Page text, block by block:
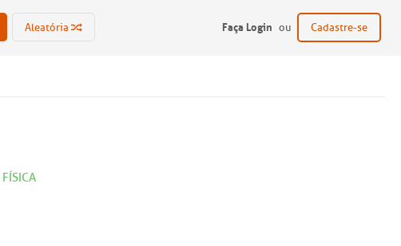
Aleatória Faça Login ou Cadastre-se
FÍSICA